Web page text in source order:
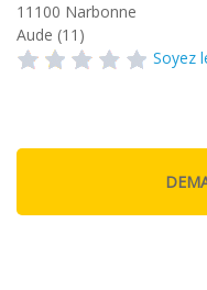
11100 Narbonne
Aude (11)
Soyez